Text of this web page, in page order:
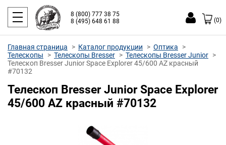
8 (800) 777 38 75
8 (495) 648 61 88
(0)
Главная страница Каталог продукции
Оптика
Телескопы
Телескопы Bresser
Телескопы Bresser Junior
Телескоп Bresser Junior Space Explorer 45/600 AZ красный
#70132
Телескоп Bresser Junior Space Explorer
45/600 AZ красный #70132